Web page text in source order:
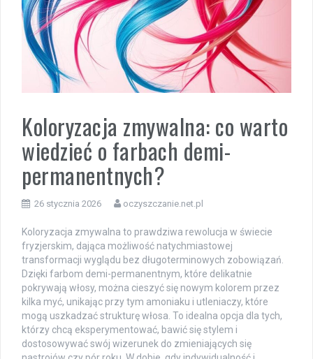
Koloryzacja zmywalna: co warto
wiedzieć o farbach demi-
permanentnych?
26 stycznia 2026 oczyszczanie.net.pl
Koloryzacja zmywalna to prawdziwa rewolucja w świecie
fryzjerskim, dająca możliwość natychmiastowej
transformacji wyglądu bez długoterminowych zobowiązań.
Dzięki farbom demi-permanentnym, które delikatnie
pokrywają włosy, można cieszyć się nowym kolorem przez
kilka myć, unikając przy tym amoniaku i utleniaczy, które
mogą uszkadzać strukturę włosa. To idealna opcja dla tych,
którzy chcą eksperymentować, bawić się stylem i
dostosowywać swój wizerunek do zmieniających się